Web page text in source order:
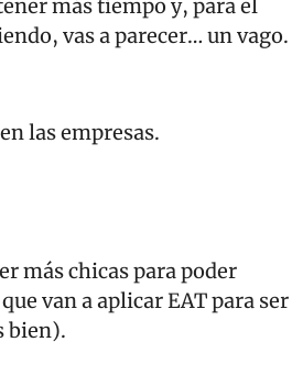
más tiempo y, para el
vas a parecer… un vago.
las empresas.
más chicas para poder
van a aplicar EAT para ser
bien).